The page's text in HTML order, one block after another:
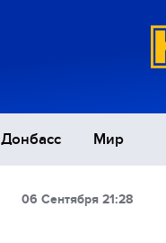
Донбасс Мир
06 Сентября 21:28